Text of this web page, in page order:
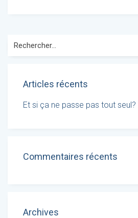
for:
Articles récents
Et si ça ne passe pas tout seul?
Commentaires récents
Archives